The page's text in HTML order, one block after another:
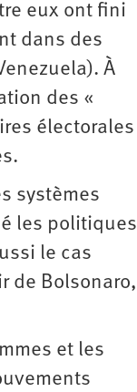
eux ont fini
dans des
À
des «
électorales
systèmes
les politiques
le cas
de Bolsonaro,
et les